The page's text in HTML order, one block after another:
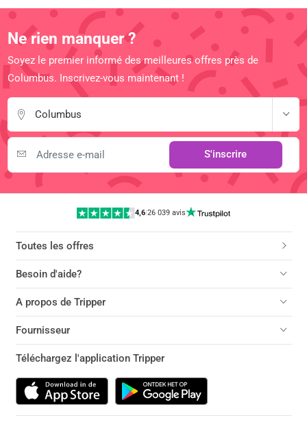
Ne rien manquer ?
Soyez le premier informé des meilleures offres près de
Columbus. Inscrivez-vous maintenant !
Columbus
S'inscrire
4,6 |26 039 avis
Toutes les offres
Besoin d'aide?
A propos de Tripper
Fournisseur
Téléchargez l'application Tripper